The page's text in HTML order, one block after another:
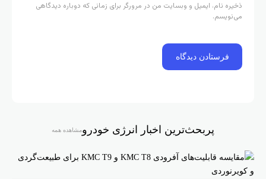
ذخیره نام، ایمیل و وبسایت من در مرورگر برای زمانی که دوباره دیدگاهی
می‌نویسم.
پربحث‌ترین اخبار انرژی خودرومشاهده همه